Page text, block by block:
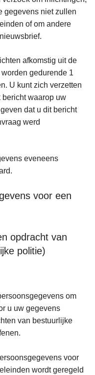
gegevens niet zullen
of om andere
afkomstig uit de
gedurende 1
U kunt zich verzetten
waarop uw
dat u dit bericht
werd
eveneens
voor een
opdracht van
politie)
om
u uw gegevens
van bestuurlijke
voor
wordt geregeld